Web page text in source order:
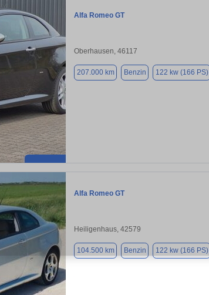
Alfa Romeo GT
Oberhausen, 46117
207.000 km Benzin 122 kw (166 PS)
Alfa Romeo GT
Heiligenhaus, 42579
104.500 km Benzin 122 kw (166 PS)